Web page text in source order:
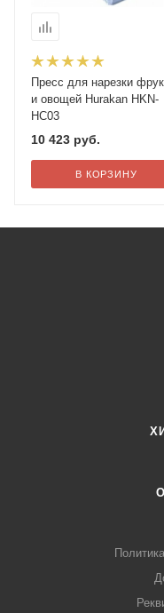
Пресс для нарезки
и овощей Hurakan HKN-
HC03
10 423 руб.
В КОРЗИНУ